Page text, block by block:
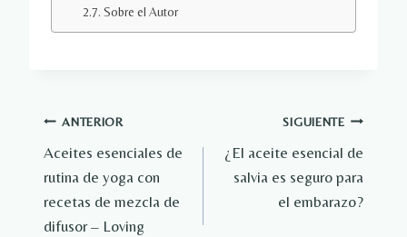
Sobre el Autor
Navegación
de
entradas
ANTERIOR
Aceites esenciales de
rutina de yoga con
recetas de mezcla de
difusor – Loving
SIGUIENTE
¿El aceite esencial de
salvia es seguro para
el embarazo?